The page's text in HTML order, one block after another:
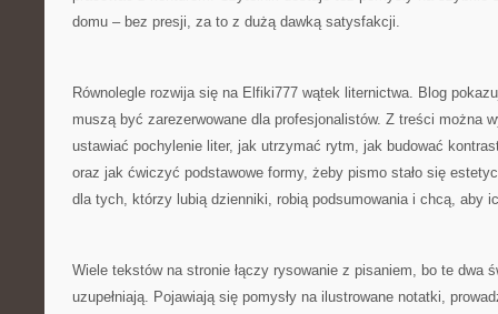
domu – bez presji, za to z dużą dawką satysfakcji.
Równolegle rozwija się na Elfiki777 wątek liternictwa. Blog
muszą być zarezerwowane dla profesjonalistów. Z treści można
ustawiać pochylenie liter, jak utrzymać rytm, jak budować
oraz jak ćwiczyć podstawowe formy, żeby pismo stało się
dla tych, którzy lubią dzienniki, robią podsumowania i chcą, aby
Wiele tekstów na stronie łączy rysowanie z pisaniem, bo te dwa
uzupełniają. Pojawiają się pomysły na ilustrowane notatki,